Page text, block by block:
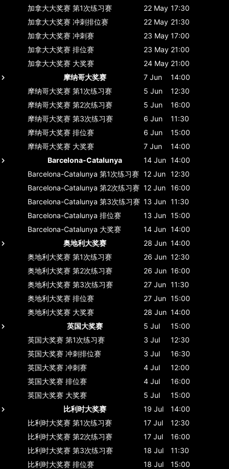
加拿大大奖赛 第1次练习赛 22 May 17:30
加拿大大奖赛 冲刺排位赛 22 May 21:30
加拿大大奖赛 冲刺赛 23 May 17:00
加拿大大奖赛 排位赛 23 May 21:00
加拿大大奖赛 大奖赛 24 May 21:00
摩纳哥大奖赛
7 Jun
14:00
摩纳哥大奖赛 第1次练习赛 5 Jun
12:30
摩纳哥大奖赛 第2次练习赛 5 Jun
16:00
摩纳哥大奖赛 第3次练习赛 6 Jun
11:30
摩纳哥大奖赛 排位赛 6 Jun
15:00
摩纳哥大奖赛 大奖赛 7 Jun
14:00
Barcelona-Catalunya
14 Jun 14:00
Barcelona-Catalunya 第1次练习赛 12 Jun 12:30
Barcelona-Catalunya 第2次练习赛 12 Jun 16:00
Barcelona-Catalunya 第3次练习赛 13 Jun 11:30
Barcelona-Catalunya 排位赛 13 Jun 15:00
Barcelona-Catalunya 大奖赛 14 Jun 14:00
奥地利大奖赛
28 Jun 14:00
奥地利大奖赛 第1次练习赛 26 Jun 12:30
奥地利大奖赛 第2次练习赛 26 Jun 16:00
奥地利大奖赛 第3次练习赛 27 Jun 11:30
奥地利大奖赛 排位赛 27 Jun 15:00
奥地利大奖赛 大奖赛 28 Jun 14:00
英国大奖赛
5 Jul
15:00
英国大奖赛 第1次练习赛 3 Jul
12:30
英国大奖赛 冲刺排位赛 3 Jul
16:30
英国大奖赛 冲刺赛 4 Jul
12:00
英国大奖赛 排位赛 4 Jul
16:00
英国大奖赛 大奖赛 5 Jul
15:00
比利时大奖赛
19 Jul
14:00
比利时大奖赛 第1次练习赛 17 Jul
12:30
比利时大奖赛 第2次练习赛 17 Jul
16:00
比利时大奖赛 第3次练习赛 18 Jul
11:30
比利时大奖赛 排位赛 18 Jul
15:00